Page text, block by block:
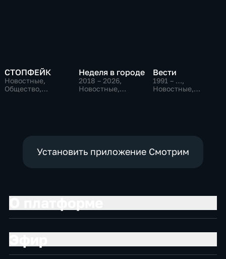
СТОПФЕЙК
Новостные,
Общество,
Неделя в городе
2018 – 2026,
Новостные,
Вести
1991 – …,
Новостные,
Установить приложение Смотрим